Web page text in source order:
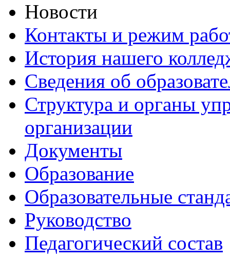
Новости
Контакты и режим
История нашего
Сведения об
Структура и органы
организации
Документы
Образование
Образовательные
Руководство
Педагогический состав